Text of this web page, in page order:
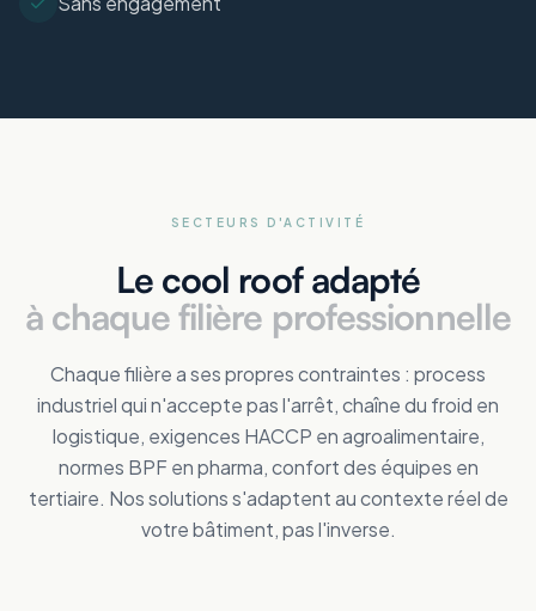
SECTEURS D'ACTIVITÉ
Le cool roof adapté
à chaque filière professionnelle
Chaque filière a ses propres contraintes : process
industriel qui n'accepte pas l'arrêt, chaîne du froid en
logistique, exigences HACCP en agroalimentaire,
normes BPF en pharma, confort des équipes en
tertiaire. Nos solutions s'adaptent au contexte réel de
votre bâtiment, pas l'inverse.
Tertiaire